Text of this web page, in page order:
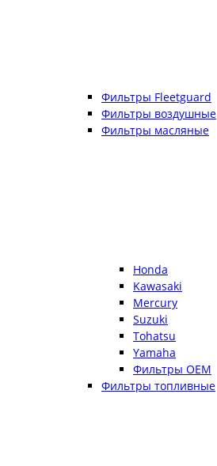
Фильтры Fleetguard
Фильтры воздушные
Фильтры масляные
Honda
Kawasaki
Mercury
Suzuki
Tohatsu
Yamaha
Фильтры OEM
Фильтры топливные